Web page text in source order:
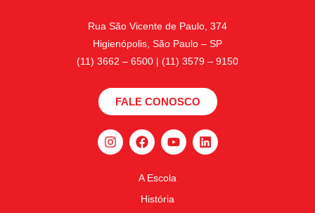
Rua São Vicente de Paulo, 374
Higienópolis, São Paulo – SP
(11) 3662 – 6500 | (11) 3579 – 9150
FALE CONOSCO
A Escola
História